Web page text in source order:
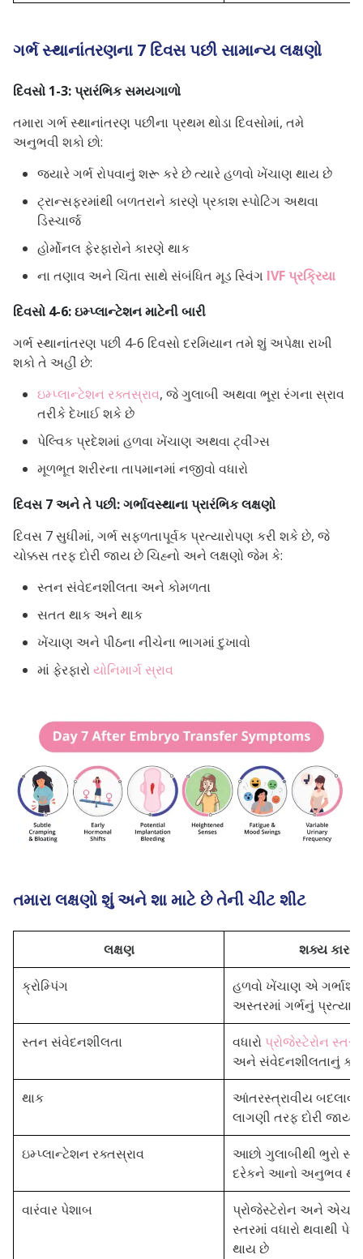
ગર્ભ સ્થાનાંતરણના 7 દિવસ પછી સામાન્ય લક્ષણો
દિવસો 1-3: પ્રારંભિક સમયગાળો
તમારા ગર્ભ સ્થાનાંતરણ પછીના પ્રથમ થોડા દિવસોમાં, તમે
અનુભવી શકો છો:
જ્યારે ગર્ભ રોપવાનું શરૂ કરે છે ત્યારે હળવો ખેંચાણ થાય છે
ટ્રાન્સફરમાંથી બળતરાને કારણે પ્રકાશ સ્પોટિંગ અથવા
ડિસ્ચાર્જ
હોર્મોનલ ફેરફારોને કારણે થાક
ના તણાવ અને ચિંતા સાથે સંબંધિત મૂડ સ્વિંગ IVF પ્રક્રિયા
દિવસો 4-6: ઇમ્પ્લાન્ટેશન માટેની બારી
ગર્ભ સ્થાનાંતરણ પછી 4-6 દિવસો દરમિયાન તમે શું અપેક્ષા રાખી
શકો તે અહીં છે:
ઇમ્પ્લાન્ટેશન રક્તસ્રાવ, જે ગુલાબી અથવા ભૂરા રંગના સ્રાવ
તરીકે દેખાઈ શકે છે
પેલ્વિક પ્રદેશમાં હળવા ખેંચાણ અથવા ટ્વીંગ્સ
મૂળભૂત શરીરના તાપમાનમાં નજીવો વધારો
દિવસ 7 અને તે પછી: ગર્ભાવસ્થાના પ્રારંભિક લક્ષણો
દિવસ 7 સુધીમાં, ગર્ભ સફળતાપૂર્વક પ્રત્યારોપણ કરી શકે છે, જે
ચોક્કસ તરફ દોરી જાય છે ચિહ્નો અને લક્ષણો જેમ કે:
સ્તન સંવેદનશીલતા અને કોમળતા
સતત થાક અને થાક
ખેંચાણ અને પીઠના નીચેના ભાગમાં દુખાવો
માં ફેરફારોયોનિમાર્ગ સ્રાવ
તમારા લક્ષણો શું અને શા માટે છે તેની ચીટ શીટ
લક્ષણ શક્ય કારણ
ક્રોમ્પિંગ
હળવો ખેંચાણ એ
અસ્તરમાં ગર્ભનું
સ્તન સંવેદનશીલતા વધારો પ્રોજેસ્ટેરોન સ્તર
અને સંવેદનશીલતાનું
થાક
આંતરસ્ત્રાવીય બદલાવો
લાગણી તરફ દોરી જાય
ઇમ્પ્લાન્ટેશન રક્તસ્રાવ
આછો ગુલાબીથી ભુરો
દરેકને આનો અનુભવ
વારંવાર પેશાબ
પ્રોજેસ્ટેરોન અને
સ્તરમાં વધારો થવાથી
થાય છે